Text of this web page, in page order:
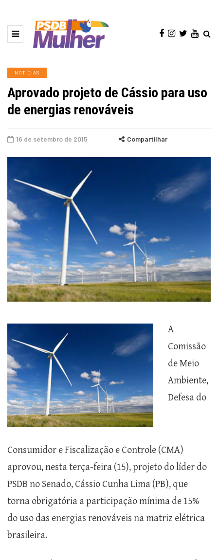
NOTÍCIAS
Aprovado projeto de Cássio para uso
de energias renováveis
16 de setembro de 2015 Compartilhar
A
Comissão
de Meio
Ambiente,
Defesa do
Consumidor e Fiscalização e Controle (CMA)
aprovou, nesta terça-feira (15), projeto do líder do
PSDB no Senado, Cássio Cunha Lima (PB), que
torna obrigatória a participação mínima de 15%
do uso das energias renováveis na matriz elétrica
brasileira.